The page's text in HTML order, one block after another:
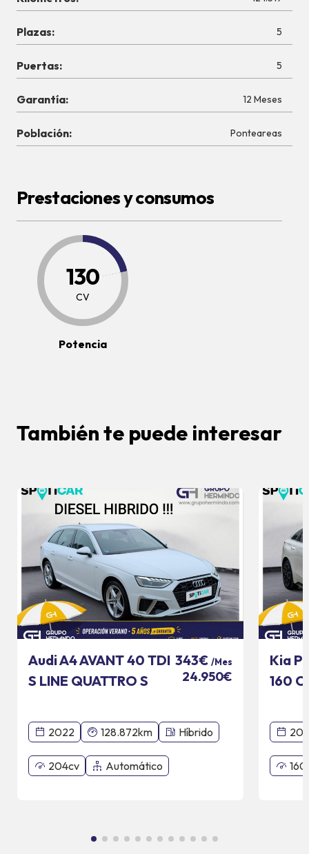
Plazas: 5
Puertas: 5
Garantía: 12 Meses
Población: Ponteareas
Prestaciones y consumos
130
CV
Potencia
También te puede interesar
Audi A4 AVANT 40 TDI
S LINE QUATTRO S
343€ /Mes
24.950€
2022 128.872km Híbrido
204cv Automático
Kia
160